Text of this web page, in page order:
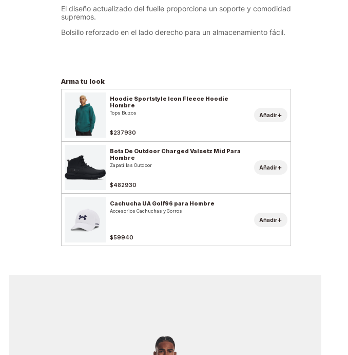
El diseño actualizado del fuelle proporciona un soporte y comodidad
supremos.
Bolsillo reforzado en el lado derecho para un almacenamiento fácil.
Arma tu look
Hoodie Sportstyle Icon Fleece Hoodie
Hombre
Tops Buzos
$237930
Añadir+
Bota De Outdoor Charged Valsetz Mid Para
Hombre
Zapatillas Outdoor
$482930
Añadir+
Cachucha UA Golf96 para Hombre
Accesorios Cachuchas y Gorros
$59940
Añadir+